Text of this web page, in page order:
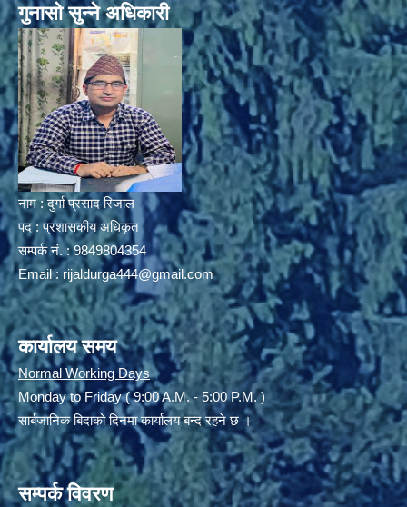
गुनासो सुन्ने अधिकारी
नाम : दुर्गा प्रसाद रिजाल
पद : प्रशासकीय अधिकृत
सम्पर्क नं. : 9849804354
Email : rijaldurga444@gmail.com
कार्यालय समय
Normal Working Days
Monday to Friday ( 9:00 A.M. - 5:00 P.M. )
सार्बजानिक बिदाको दिनमा कार्यालय बन्द रहने छ ।
सम्पर्क विवरण